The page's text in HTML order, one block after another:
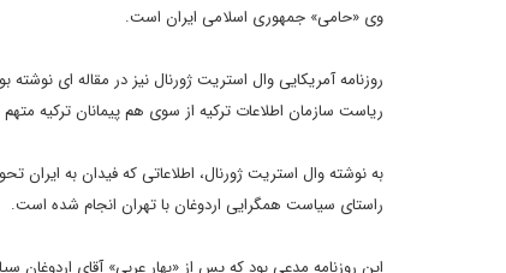
وی «حامی» جمهوری اسلامی ایران است.
روزنامه آمریکایی وال استریت ژورنال نیز در مقاله ای
ریاست سازمان اطلاعات ترکیه از سوی هم پیمانان ترکیه
به نوشته وال استریت ژورنال، اطلاعاتی که فیدان به
راستای سیاست همگرایی اردوغان با تهران انجام شده است.
این روزنامه مدعی بود که پس از «بهار عربی» آقای اردوغان